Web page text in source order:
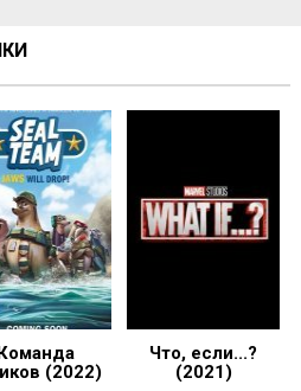
(2022)
Что, если...?
(2021)